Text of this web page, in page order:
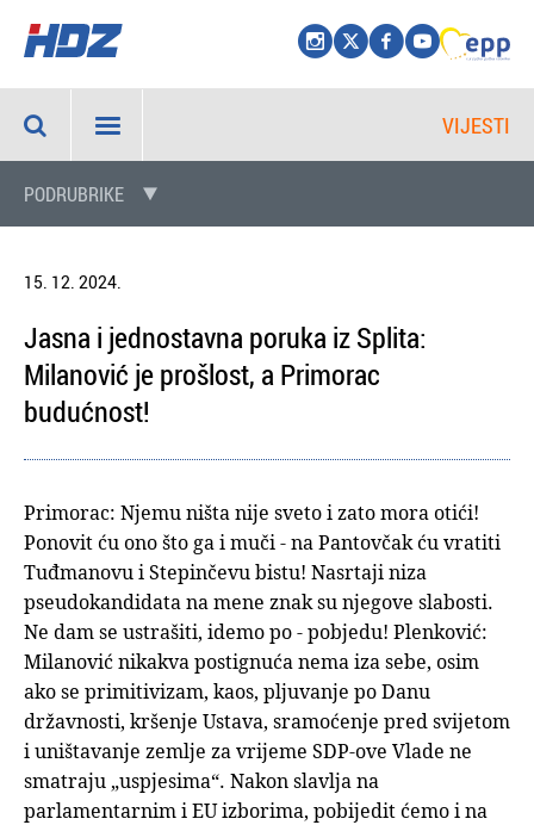
VIJESTI
PODRUBRIKE
15. 12. 2024.
Jasna i jednostavna poruka iz Splita:
Milanović je prošlost, a Primorac
budućnost!
Primorac: Njemu ništa nije sveto i zato mora otići!
Ponovit ću ono što ga i muči - na Pantovčak ću vratiti
Tuđmanovu i Stepinčevu bistu! Nasrtaji niza
pseudokandidata na mene znak su njegove slabosti.
Ne dam se ustrašiti, idemo po - pobjedu! Plenković:
Milanović nikakva postignuća nema iza sebe, osim
ako se primitivizam, kaos, pljuvanje po Danu
državnosti, kršenje Ustava, sramoćenje pred svijetom
i uništavanje zemlje za vrijeme SDP-ove Vlade ne
smatraju „uspjesima“. Nakon slavlja na
parlamentarnim i EU izborima, pobijedit ćemo i na